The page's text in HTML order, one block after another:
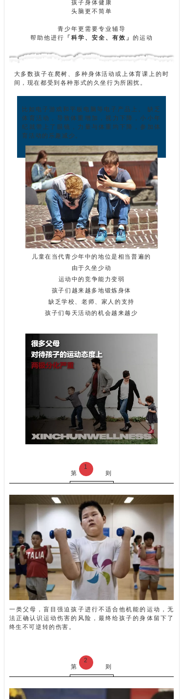
孩子身体健康
头脑更不简单
青少年更需要专业辅导
帮助他进行
「科学、安全、有效」 的运动
大多数孩子在爬树、多种身体活动或上体育课上的时
间，现在都受到各种形式的久坐行为所困扰。
比如电子游戏和平板电脑等电子产品上。 缺乏
体育活动，导致体重增加，视力下降，小小年
纪就带上了眼镜，力量与体重均下降，参加体
育活动的乐趣减少。
儿童在当代青少年中的地位是相当普遍的
由于久坐少动
运动中的竞争能力变弱
孩子们越来越多地锻炼身体
缺乏学校、老师、家人的支持
孩子们每天活动的机会越来越少
第
1
则
一类父母，盲目强迫孩子进行不适合他机能的运动，无
法正确认识运动伤害的风险，最终给孩子的身体留下了
终生不可逆转的伤害。
第
2
则